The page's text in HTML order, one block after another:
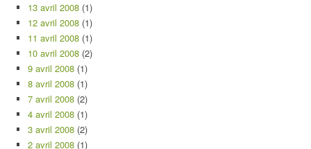
13 avril 2008 (1)
12 avril 2008 (1)
11 avril 2008 (1)
10 avril 2008 (2)
9 avril 2008 (1)
8 avril 2008 (1)
7 avril 2008 (2)
4 avril 2008 (1)
3 avril 2008 (2)
2 avril 2008 (1)